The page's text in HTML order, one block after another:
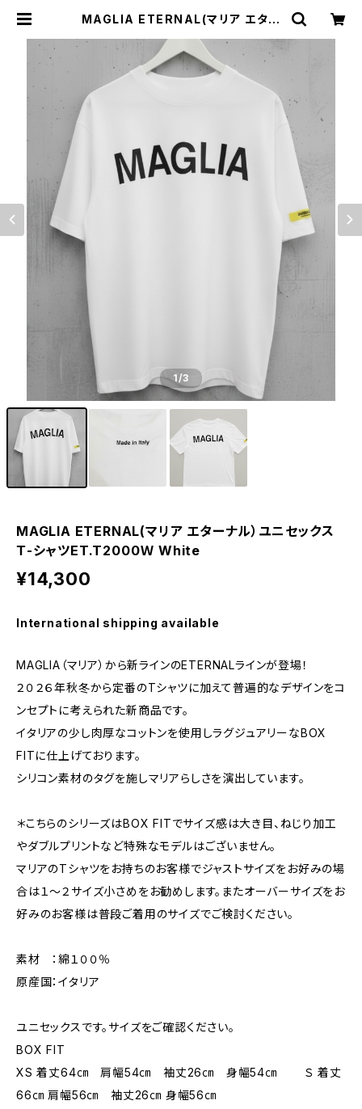
MAGLIA ETERNAL(マリア エター
00Ｗ White | Comodo Italian c
asual
1/3
MAGLIA ETERNAL(マリア エターナル）ユニセックス
Ｔ-シャツET.T2000Ｗ White
¥14,300
International shipping available
MAGLIA（マリア）から新ラインのETERNALラインが登場！
２０２６年秋冬から定番のTシャツに加えて普遍的なデザインをコ
ンセプトに考えられた新商品です。
イタリアの少し肉厚なコットンを使用しラグジュアリーなBOX
FITに仕上げております。
シリコン素材のタグを施しマリアらしさを演出しています。
＊こちらのシリーズはBOX FITでサイズ感は大き目、ねじり加工
やダブルプリントなど特殊なモデルはございません。
マリアのTシャツをお持ちのお客様でジャストサイズをお好みの場
合は１～２サイズ小さめをお勧めします。またオーバーサイズをお
好みのお客様は普段ご着用のサイズでご検討ください。
素材 ：綿１００％
原産国：イタリア
ユニセックスです。サイズをご確認ください。
BOX FIT
XS 着丈64㎝ 肩幅54㎝ 袖丈26㎝ 身幅54㎝ Ｓ 着丈
66㎝ 肩幅56㎝ 袖丈26㎝ 身幅56㎝